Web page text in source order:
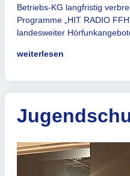
Betriebs-KG langfristig
Programme „HIT RADIO
landesweiter
weiterlesen